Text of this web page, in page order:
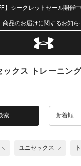
】シークレットセール開催
商品のお届けに関するお知ら
ックス トレーニン
索 新着順
ユニセックス